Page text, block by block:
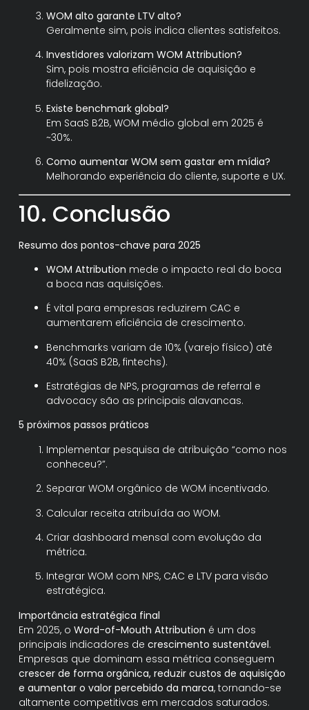
WOM alto garante LTV alto?
Geralmente sim, pois indica clientes satisfeitos.
Investidores valorizam WOM Attribution?
Sim, pois mostra eficiência de aquisição e
fidelização.
Existe benchmark global?
Em SaaS B2B, WOM médio global em 2025 é
~30%.
Como aumentar WOM sem gastar em mídia?
Melhorando experiência do cliente, suporte e UX.
10. Conclusão
Resumo dos pontos-chave para 2025
WOM Attribution mede o impacto real do boca
a boca nas aquisições.
É vital para empresas reduzirem CAC e
aumentarem eficiência de crescimento.
Benchmarks variam de 10% (varejo físico) até
40% (SaaS B2B, fintechs).
Estratégias de NPS, programas de referral e
advocacy são as principais alavancas.
5 próximos passos práticos
Implementar pesquisa de atribuição “como nos
conheceu?”.
Separar WOM orgânico de WOM incentivado.
Calcular receita atribuída ao WOM.
Criar dashboard mensal com evolução da
métrica.
Integrar WOM com NPS, CAC e LTV para visão
estratégica.
Importância estratégica final
Em 2025, o Word-of-Mouth Attribution é um dos
principais indicadores de crescimento sustentável.
Empresas que dominam essa métrica conseguem
crescer de forma orgânica, reduzir custos de aquisição
e aumentar o valor percebido da marca, tornando-se
altamente competitivas em mercados saturados.